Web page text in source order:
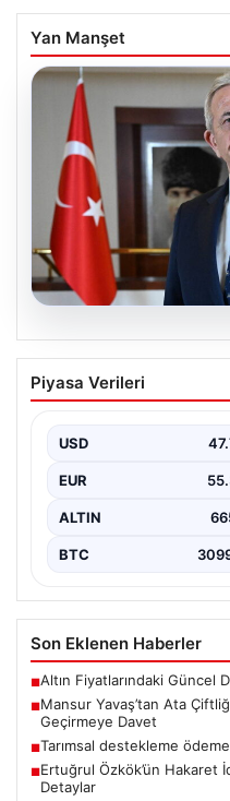
Yan Manşet
08.08.2026
Mansur
Doğa ile İç İçe Bir
Yavaş, geçtiğimiz günlerde
Ankaralıları Gölbaşı
Piyasa Verileri
USD
EUR
ALTIN
BTC
Son Eklenen Haberler
■Altın Fiyatlarındaki Güncel
■Mansur Yavaş’tan Ata
Geçirmeye Davet
■Tarımsal destekleme
■Ertuğrul Özkök’ün Hakaret
Detaylar